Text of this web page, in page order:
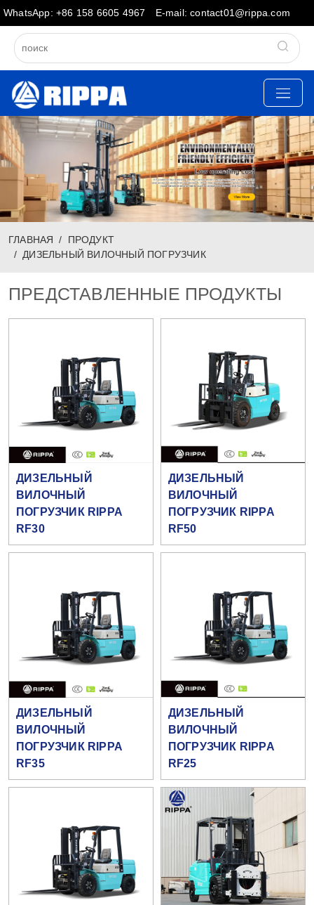
WhatsApp: +86 158 6605 4967 E-mail: contact01@rippa.com
ГЛАВНАЯ
ПРОДУКТ
ДИЗЕЛЬНЫЙ ВИЛОЧНЫЙ ПОГРУЗЧИК
ПРЕДСТАВЛЕННЫЕ ПРОДУКТЫ
ДИЗЕЛЬНЫЙ
ВИЛОЧНЫЙ
ПОГРУЗЧИК RIPPA
RF30
ДИЗЕЛЬНЫЙ
ВИЛОЧНЫЙ
ПОГРУЗЧИК RIPPA
RF50
ДИЗЕЛЬНЫЙ
ВИЛОЧНЫЙ
ПОГРУЗЧИК RIPPA
RF35
ДИЗЕЛЬНЫЙ
ВИЛОЧНЫЙ
ПОГРУЗЧИК RIPPA
RF25